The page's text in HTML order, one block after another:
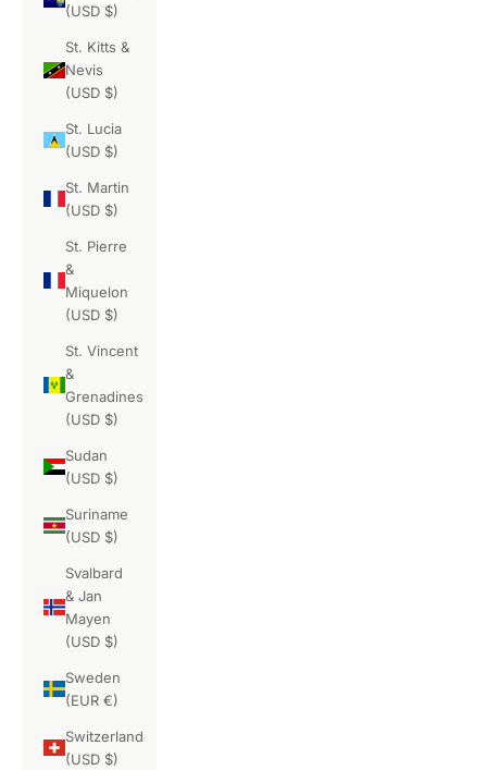
(USD $)
St. Kitts &
Nevis
(USD $)
St. Lucia
(USD $)
St. Martin
(USD $)
St. Pierre
&
Miquelon
(USD $)
St. Vincent
&
Grenadines
(USD $)
Sudan
(USD $)
Suriname
(USD $)
Svalbard
& Jan
Mayen
(USD $)
Sweden
(EUR €)
Switzerland
(USD $)